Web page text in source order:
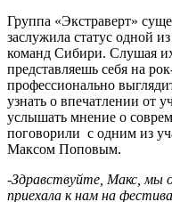
Группа «Экстраверт»
заслужила статус одной
команд Сибири. Слушая
представляешь себя на
профессионально
узнать о впечатлении от
услышать мнение о
поговорили с одним из
Максом Поповым.
-Здравствуйте, Макс, мы
приехала к нам на